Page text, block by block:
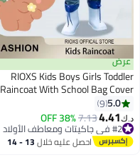
7
عرض
RIOXS Kids Boys Girls Toddler
Raincoat With School Bag Cover
Long Cartoon Rainwear Rain
Ponchos With Hoods Rain Jacket
Cape Reusable For Outdoor
Climbing Cycling Hiking Camping
5.0
9
د.ك‏4.41
7.13
38% OFF
#2 في جاكيتات ومعاطف الأولاد
#2 في جاكيتات ومعاطف الأولاد احصل عليه خلال 13 - 14